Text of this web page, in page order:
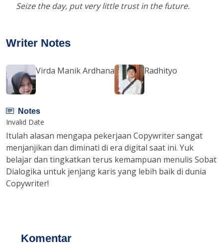
Seize the day, put very little trust in the future.
Writer Notes
Virda Manik Ardhana Radhityo
Notes
Invalid Date
Itulah alasan mengapa pekerjaan Copywriter sangat
menjanjikan dan diminati di era digital saat ini. Yuk
belajar dan tingkatkan terus kemampuan menulis Sobat
Dialogika untuk jenjang karis yang lebih baik di dunia
Copywriter!
Komentar